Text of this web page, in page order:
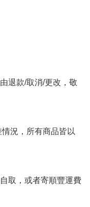
退款/取消/更改，敬
況，所有商品皆以
取，或者寄順豐運費